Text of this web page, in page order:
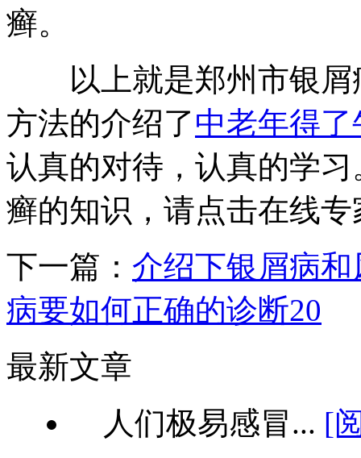
癣。
以上就是郑州市银屑
方法的介绍了中老年得
认真的对待，认真的学
癣的知识，请点击在线
下一篇： 介绍下银屑病
病要如何正确的诊断20
最新文章
人们极易感冒... [